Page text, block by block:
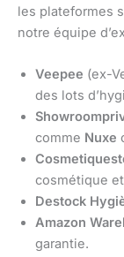
les plateformes
notre équipe
Veepee (ex-
des lots
comme Nuxe
cosmétique
Destock
Amazon
garantie.